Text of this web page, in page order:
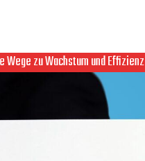
zu Wachstum und Effizienz